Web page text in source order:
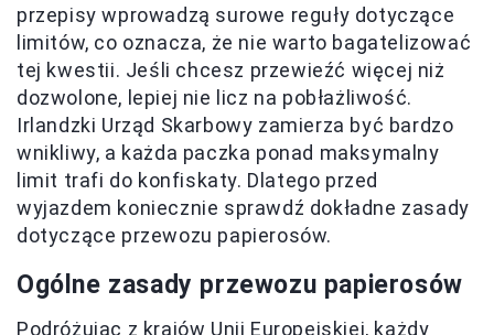
przepisy wprowadzą surowe reguły dotyczące
limitów, co oznacza, że nie warto bagatelizować
tej kwestii. Jeśli chcesz przewieźć więcej niż
dozwolone, lepiej nie licz na pobłażliwość.
Irlandzki Urząd Skarbowy zamierza być bardzo
wnikliwy, a każda paczka ponad maksymalny
limit trafi do konfiskaty. Dlatego przed
wyjazdem koniecznie sprawdź dokładne zasady
dotyczące przewozu papierosów.
Ogólne zasady przewozu papierosów
Podróżując z krajów Unii Europejskiej, każdy